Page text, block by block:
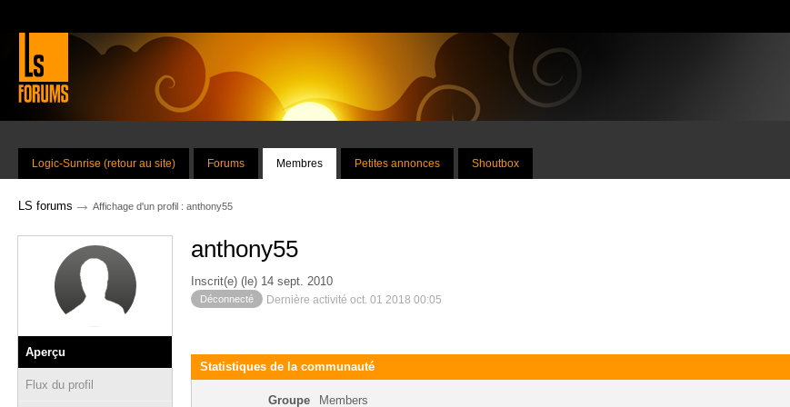
Logic-Sunrise (retour au site) Forums Membres Petites annonces Shoutbox
LS forums → Affichage d'un profil : anthony55
Aperçu
Flux du profil
anthony55
Inscrit(e) (le) 14 sept. 2010
Déconnecté Dernière activité oct. 01 2018 00:05
Statistiques de la communauté
Groupe Members